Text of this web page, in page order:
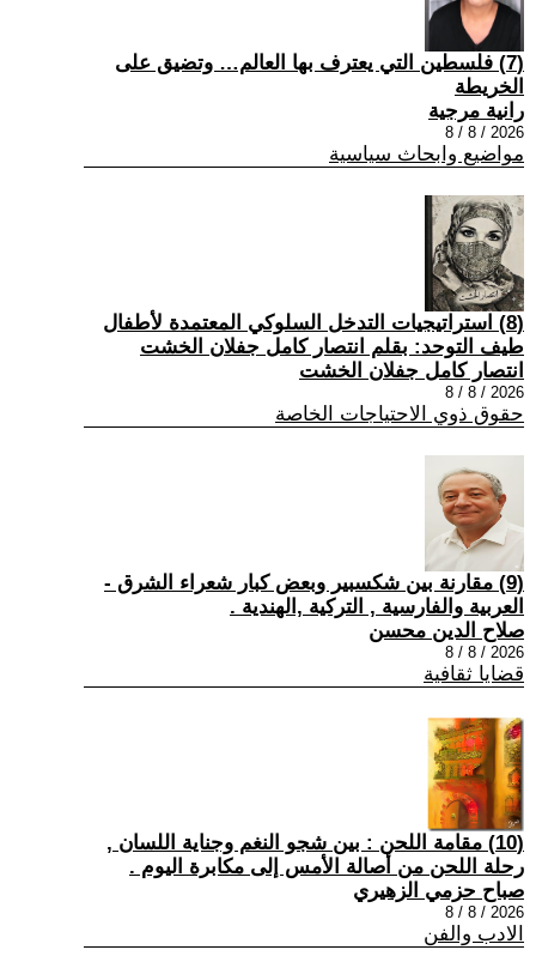
(7) فلسطين التي يعترف بها العالم… وتضيق على
الخريطة
رانية مرجية
2026 / 8 / 8
مواضيع وابحاث سياسية
(8) استراتيجيات التدخل السلوكي المعتمدة لأطفال
طيف التوحد: بقلم انتصار كامل جفلان الخشت
انتصار كامل جفلان الخشت
2026 / 8 / 8
حقوق ذوي الاحتياجات الخاصة
(9) مقارنة بين شكسبير وبعض كبار شعراء الشرق -
العربية والفارسية , التركية ,الهندية .
صلاح الدين محسن
2026 / 8 / 8
قضايا ثقافية
(10) مقامة اللحن : بين شجو النغم وجناية اللسان ,
رحلة اللحن من أصالة الأمس إلى مكابرة اليوم .
صباح حزمي الزهيري
2026 / 8 / 8
الادب والفن